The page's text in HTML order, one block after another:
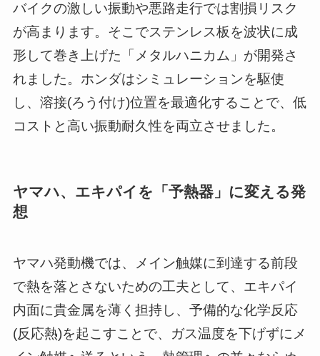
バイクの激しい振動や悪路走行では割損リスク
が高まります。そこでステンレス板を波状に成
形して巻き上げた「メタルハニカム」が開発さ
れました。ホンダはシミュレーションを駆使
し、溶接(ろう付け)位置を最適化することで、低
コストと高い振動耐久性を両立させました。
ヤマハ、エキパイを「予熱器」に変える発
想
ヤマハ発動機では、メイン触媒に到達する前段
で熱を落とさないための工夫として、エキパイ
内面に貴金属を薄く担持し、予備的な化学反応
(反応熱)を起こすことで、ガス温度を下げずにメ